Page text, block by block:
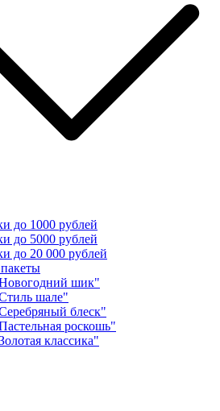
до 1000 рублей
до 5000 рублей
до 20 000 рублей
шик"
шале"
блеск"
роскошь"
классика"